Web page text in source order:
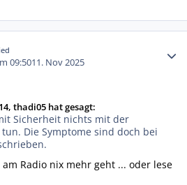
09:5011. Nov 2025
thadi05 hat gesagt:
Sicherheit nichts mit der
Die Symptome sind doch bei
Radio nix mehr geht ... oder lese